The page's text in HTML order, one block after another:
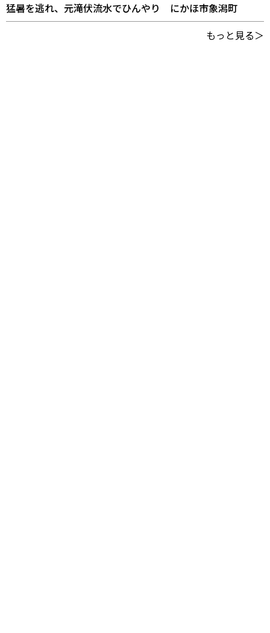
猛暑を逃れ、元滝伏流水でひんやり にかほ市象潟町
もっと見る＞